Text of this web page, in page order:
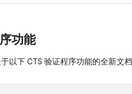
功能
以下 CTS 验证程序功能的全新文档